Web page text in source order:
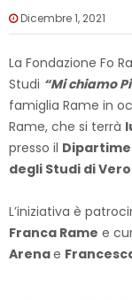
Dicembre 1, 2021
La Fondazione Fo
Studi “Mi chiamo
famiglia Rame in
Rame, che si terrà
presso il
degli Studi di
L’iniziativa è
Franca Rame e
Arenae